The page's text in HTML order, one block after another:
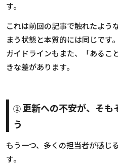
す。
これは前回の記事で触れたよう
まう状態と本質的には同じです。
ガイドラインもまた、「あるこ
きな差があります。
②更新への不安が、そも
う
もう一つ、多くの担当者が感じ
す。